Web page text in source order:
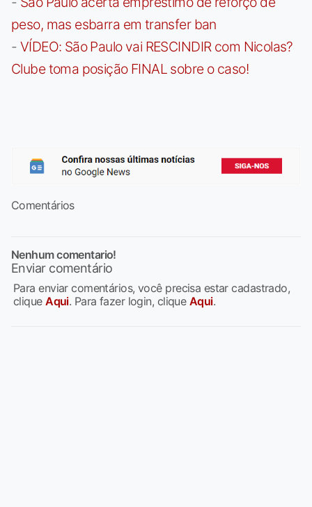
peso, mas esbarra em transfer ban
- VÍDEO: São Paulo vai RESCINDIR com Nicolas?
Clube toma posição FINAL sobre o caso!
Comentários
Nenhum comentario!
Enviar comentário
Para enviar comentários, você precisa estar cadastrado,
cliqueAqui. Para fazer login, clique Aqui.